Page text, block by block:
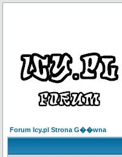
Forum Icy.pl Strona G��wna